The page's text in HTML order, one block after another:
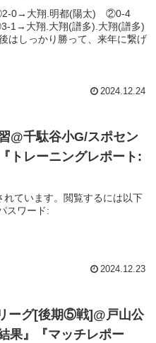
0→大翔.明都(陽太) ②0-4
大翔.大翔(譜多).大翔(譜多)
はしっかり勝って、来年に繋げ
2024.12.24
@千駄谷小G/スポセン
トレーニングレポート:
ています。閲覧するには以下
スワード:
2024.12.23
ーグ[後期⑤戦]@戸山公
果』『マッチレポー